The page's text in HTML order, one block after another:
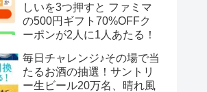
しいを3つ押すと ファミマ
の500円ギフト70%OFFク
ーポンが2人に1人あたる！
毎日チャレンジ♪その場で当
たるお酒の抽選！サントリ
ー生ビール20万名、晴れ風